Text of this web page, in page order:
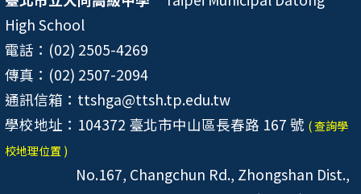
High School
電話：(02) 2505-4269
傳真：(02) 2507-2094
通訊信箱：ttshga@ttsh.tp.edu.tw
學校地址：104372 臺北市中山區長春路 167 號 ( 查詢學
校地理位置 )
No.167, Changchun Rd., Zhongshan Dist.,